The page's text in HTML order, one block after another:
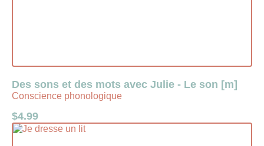
Des sons et des mots avec Julie - Le son [m]
Conscience phonologique
$4.99